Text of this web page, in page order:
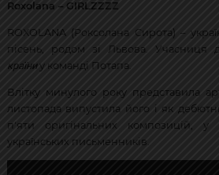
Roxolana – GIRLZZZZ
ROXOLANA (Роксолана Сирота) –
пісень, родом зі Львова. Учасниця
країниу команді Потапа.
Влітку минулого року представила
листопада випустила його і як
п'яти оригінальних композицій, у
українських письменників.